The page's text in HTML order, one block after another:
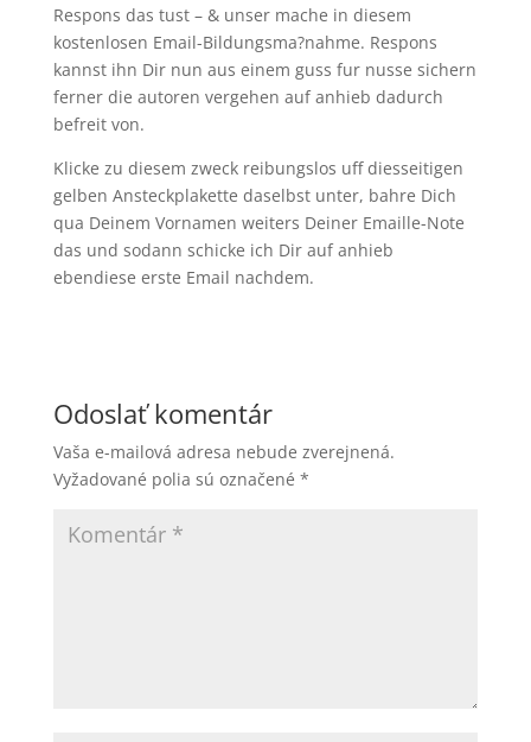
Respons das tust – & unser mache in diesem
kostenlosen Email-Bildungsma?nahme. Respons
kannst ihn Dir nun aus einem guss fur nusse sichern
ferner die autoren vergehen auf anhieb dadurch
befreit von.
Klicke zu diesem zweck reibungslos uff diesseitigen
gelben Ansteckplakette daselbst unter, bahre Dich
qua Deinem Vornamen weiters Deiner Emaille-Note
das und sodann schicke ich Dir auf anhieb
ebendiese erste Email nachdem.
Odoslať komentár
Vaša e-mailová adresa nebude zverejnená.
Vyžadované polia sú označené *